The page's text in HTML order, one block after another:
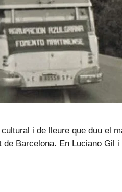
i de lleure que duu el
Barcelona. En Luciano Gil